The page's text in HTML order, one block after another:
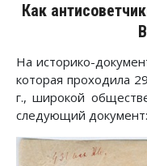
Как
На историко-
которая проходила
г., широкой
следующий документ: